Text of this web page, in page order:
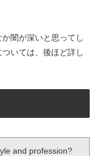
闇が深いと思ってし
いては、後ほど詳し
and profession?